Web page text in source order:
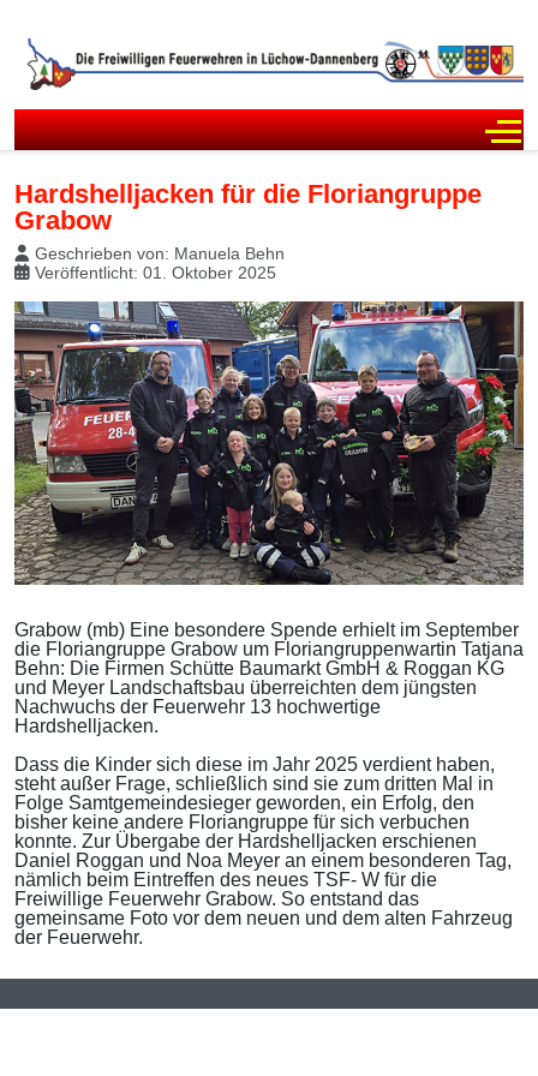
Hardshelljacken für die Floriangruppe
Grabow
Geschrieben von: Manuela Behn
Veröffentlicht: 01. Oktober 2025
Grabow (mb) Eine besondere Spende erhielt im September
die Floriangruppe Grabow um Floriangruppenwartin Tatjana
Behn: Die Firmen Schütte Baumarkt GmbH & Roggan KG
und Meyer Landschaftsbau überreichten dem jüngsten
Nachwuchs der Feuerwehr 13 hochwertige
Hardshelljacken.
Dass die Kinder sich diese im Jahr 2025 verdient haben,
steht außer Frage, schließlich sind sie zum dritten Mal in
Folge Samtgemeindesieger geworden, ein Erfolg, den
bisher keine andere Floriangruppe für sich verbuchen
konnte. Zur Übergabe der Hardshelljacken erschienen
Daniel Roggan und Noa Meyer an einem besonderen Tag,
nämlich beim Eintreffen des neues TSF- W für die
Freiwillige Feuerwehr Grabow. So entstand das
gemeinsame Foto vor dem neuen und dem alten Fahrzeug
der Feuerwehr.